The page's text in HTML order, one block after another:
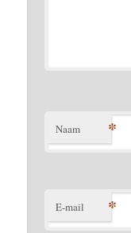
Naam *
E-mail *